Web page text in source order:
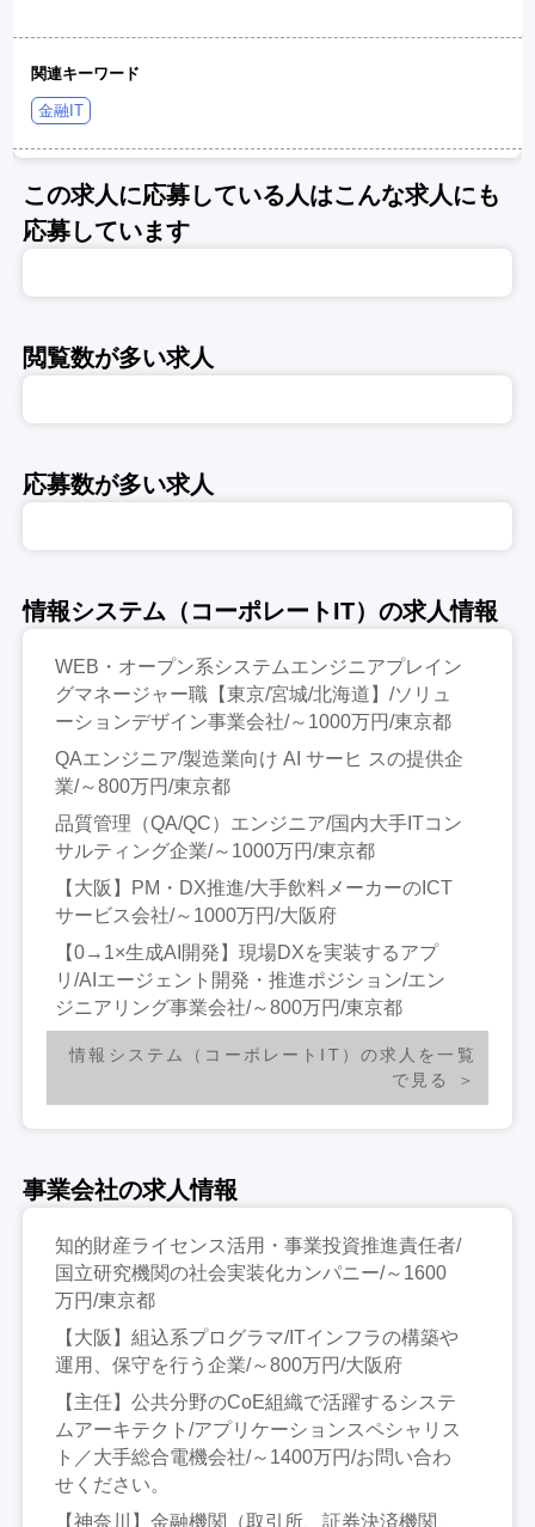
関連キーワード
金融IT
この求人に応募している人はこんな求人にも
応募しています
閲覧数が多い求人
応募数が多い求人
情報システム（コーポレートIT）の求人情報
WEB・オープン系システムエンジニアプレイン
グマネージャー職【東京/宮城/北海道】/ソリュ
ーションデザイン事業会社/～1000万円/東京都
QAエンジニア/製造業向け AI サーヒ スの提供企
業/～800万円/東京都
品質管理（QA/QC）エンジニア/国内大手ITコン
サルティング企業/～1000万円/東京都
【大阪】PM・DX推進/大手飲料メーカーのICT
サービス会社/～1000万円/大阪府
【0→1×生成AI開発】現場DXを実装するアプ
リ/AIエージェント開発・推進ポジション/エン
ジニアリング事業会社/～800万円/東京都
情報システム（コーポレートIT）の求人を一覧
で見る
事業会社の求人情報
知的財産ライセンス活用・事業投資推進責任者/
国立研究機関の社会実装化カンパニー/～1600
万円/東京都
【大阪】組込系プログラマ/ITインフラの構築や
運用、保守を行う企業/～800万円/大阪府
【主任】公共分野のCoE組織で活躍するシステ
ムアーキテクト/アプリケーションスペシャリス
ト／大手総合電機会社/～1400万円/お問い合わ
せください。
【神奈川】金融機関（取引所、証券決済機関、